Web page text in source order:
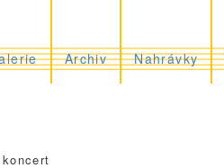
Archiv Nahrávky